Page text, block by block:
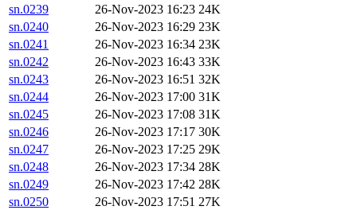
sn.0239
26-Nov-2023 16:23 24K
sn.0240
26-Nov-2023 16:29 23K
sn.0241
26-Nov-2023 16:34 23K
sn.0242
26-Nov-2023 16:43 33K
sn.0243
26-Nov-2023 16:51 32K
sn.0244
26-Nov-2023 17:00 31K
sn.0245
26-Nov-2023 17:08 31K
sn.0246
26-Nov-2023 17:17 30K
sn.0247
26-Nov-2023 17:25 29K
sn.0248
26-Nov-2023 17:34 28K
sn.0249
26-Nov-2023 17:42 28K
sn.0250
26-Nov-2023 17:51 27K